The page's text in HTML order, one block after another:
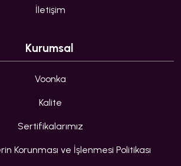
İletişim
Kurumsal
Voonka
Kalite
Sertifikalarımız
Korunması ve İşlenmesi Politikası